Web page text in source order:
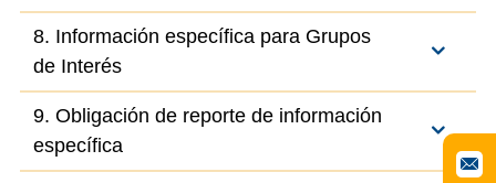
8. Información específica para Grupos
de Interés
9. Obligación de reporte de información
específica